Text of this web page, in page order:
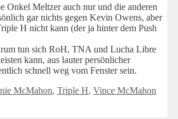
Onkel Meltzer auch nur und die anderen
gar nichts gegen Kevin Owens, aber
H nicht kann (der ja hinter dem Push
tun sich RoH, TNA und Lucha Libre
kann, aus lauter persönlicher
schnell weg vom Fenster sein.
McMahon, Triple H, Vince McMahon